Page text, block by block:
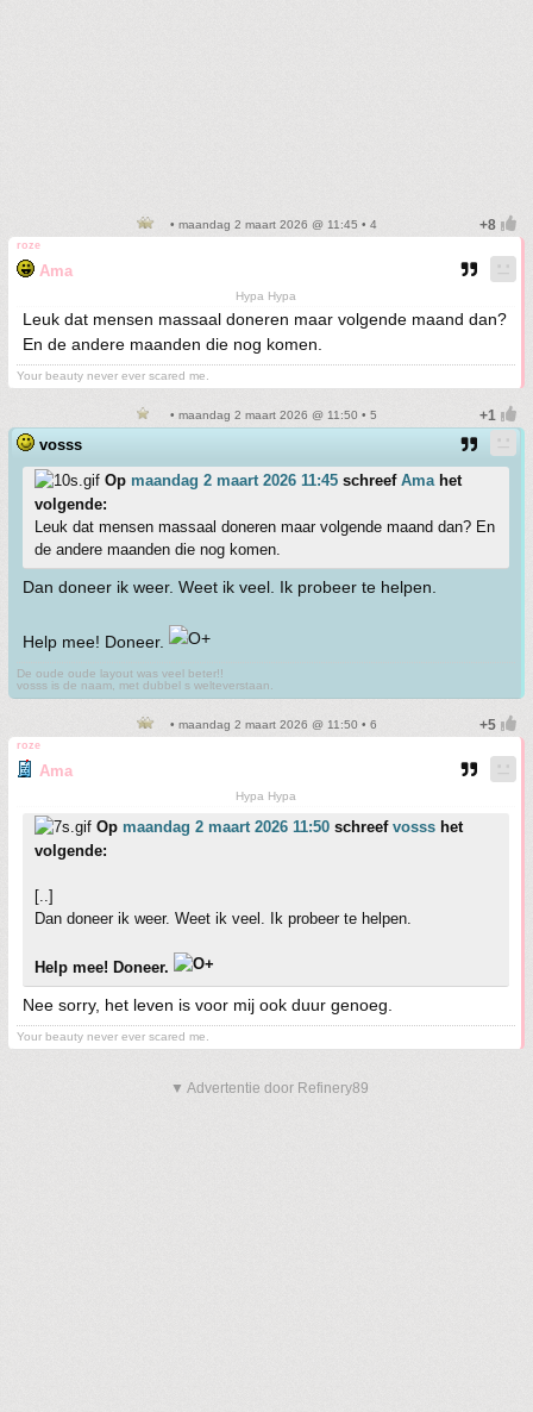
• maandag 2 maart 2026 @ 11:45 • 4
roze
Ama
Hypa Hypa
Leuk dat mensen massaal doneren maar volgende maand dan?
En de andere maanden die nog komen.
Your beauty never ever scared me.
• maandag 2 maart 2026 @ 11:50 • 5
vosss
Op maandag 2 maart 2026 11:45 schreef Amahet
volgende:
Leuk dat mensen massaal doneren maar volgende maand dan? En
de andere maanden die nog komen.
Dan doneer ik weer. Weet ik veel. Ik probeer te helpen.
Help mee! Doneer.
De oude oude layout was veel beter!!
vosss is de naam, met dubbel s welteverstaan.
• maandag 2 maart 2026 @ 11:50 • 6
roze
Ama
Hypa Hypa
Op maandag 2 maart 2026 11:50 schreef vosss het
volgende:
[..]
Dan doneer ik weer. Weet ik veel. Ik probeer te helpen.
Help mee! Doneer.
Nee sorry, het leven is voor mij ook duur genoeg.
Your beauty never ever scared me.
▼ Advertentie door Refinery89